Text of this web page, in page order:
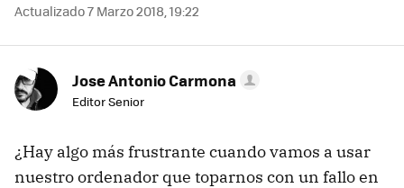
Actualizado 7 Marzo 2018, 19:22
Jose Antonio Carmona
Editor Senior
¿Hay algo más frustrante cuando vamos a usar
nuestro ordenador que toparnos con un fallo en